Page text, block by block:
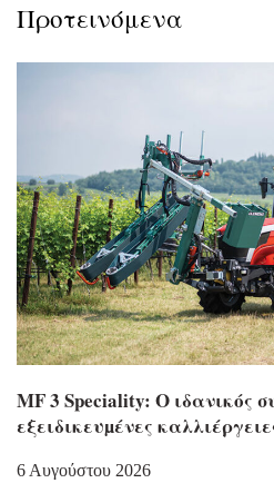
Προτεινόμενα
MF 3 Speciality: Ο ιδανικός
εξειδικευµένες
6 Αυγούστου 2026